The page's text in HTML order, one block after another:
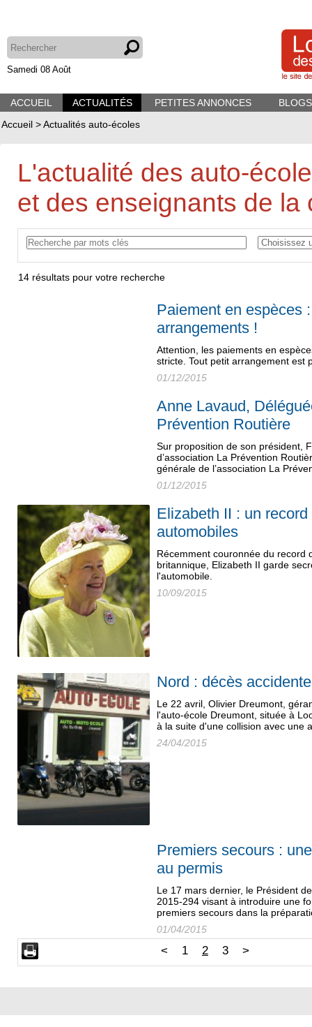
Samedi 08 Août
ACCUEIL ACTUALITÉS PETITES ANNONCES
Accueil >Actualités auto-écoles
L'actualité des auto-
et des enseignants de la
14 résultats pour votre recherche
Paiement en espèces
arrangements !
Attention, les paiements en
stricte. Tout petit arrangement est
01/12/2015
Anne Lavaud,
Prévention Routière
Sur proposition de son président,
d’association La Prévention
générale de l’association La
01/12/2015
Elizabeth II : un
automobiles
Récemment couronnée du record
britannique, Elizabeth II garde
l'automobile.
10/09/2015
Nord : décès
Le 22 avril, Olivier Dreumont,
l'auto-école Dreumont, située à
à la suite d'une collision avec une
24/04/2015
Premiers secours :
au permis
Le 17 mars dernier, le Président
2015-294 visant à introduire une
premiers secours dans la
01/04/2015
< 1 2 3 >